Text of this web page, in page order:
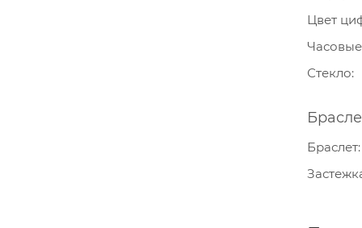
Цвет
Стекло
Браслет